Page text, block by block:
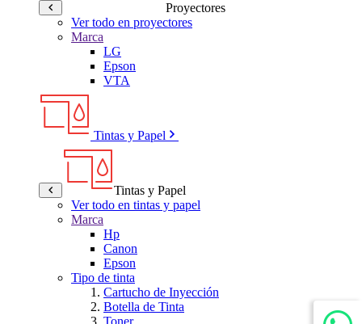
Proyectores
Ver todo en proyectores
Marca
LG
Epson
VTA
Tintas y Papel
Tintas y Papel
Ver todo en tintas y papel
Marca
Hp
Canon
Epson
Tipo de tinta
Cartucho de Inyección
Botella de Tinta
Toner